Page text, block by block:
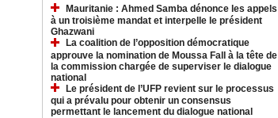
Mauritanie : Ahmed Samba dénonce les appels
à un troisième mandat et interpelle le président
Ghazwani
La coalition de l’opposition démocratique
approuve la nomination de Moussa Fall à la tête de
la commission chargée de superviser le dialogue
national
Le président de l’UFP revient sur le processus
qui a prévalu pour obtenir un consensus
permettant le lancement du dialogue national